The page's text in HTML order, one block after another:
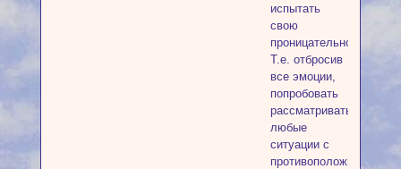
испытать
свою
проницательность.
Т.е. отбросив
все эмоции,
попробовать
рассматривать
любые
ситуации с
противоположных